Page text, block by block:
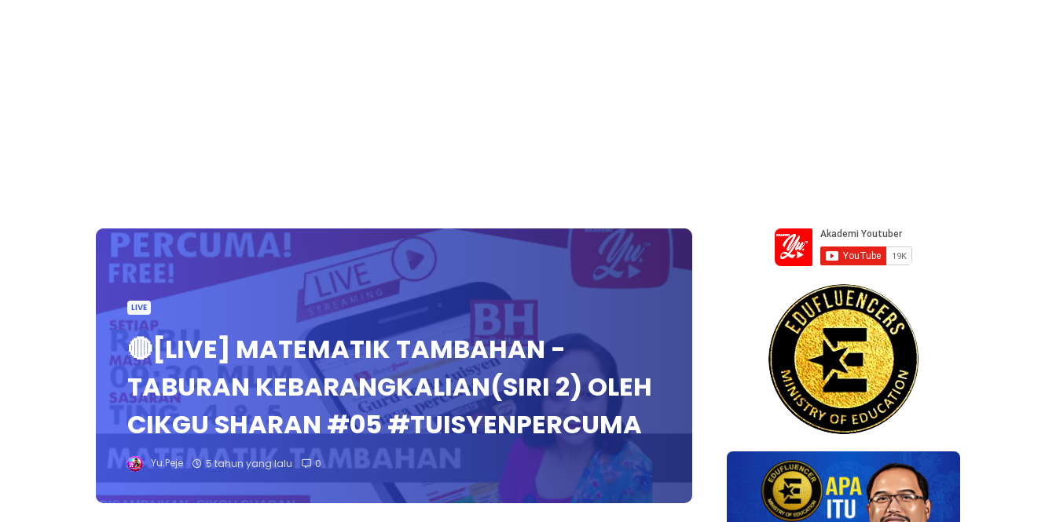
LIVE
🔴[LIVE] MATEMATIK TAMBAHAN -
TABURAN KEBARANGKALIAN(SIRI 2) OLEH
CIKGU SHARAN #05 #TUISYENPERCUMA
Yu.Peje 5 tahun yang lalu 0